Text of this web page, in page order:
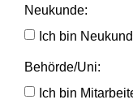
Neukunde:
Ich bin
Behörde/Uni:
Ich bin